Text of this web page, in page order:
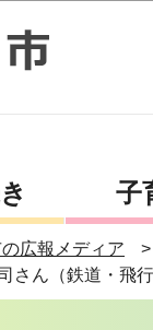
子
広報メディア
ん（鉄道・飛行